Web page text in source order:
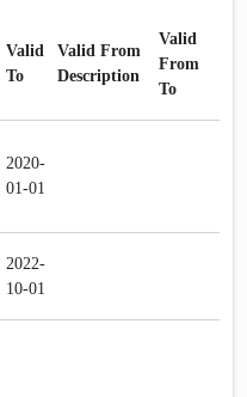
Valid
To
Valid From
Description
Valid
From
To
2020-
01-01
2022-
10-01